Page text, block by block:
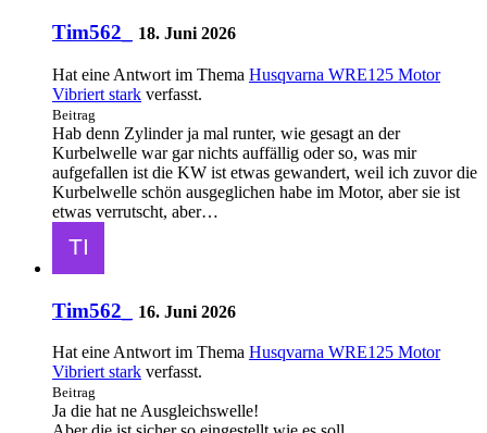
Tim562_ 18. Juni 2026
Hat eine Antwort im Thema Husqvarna WRE125 Motor
Vibriert stark verfasst.
Beitrag
Hab denn Zylinder ja mal runter, wie gesagt an der
Kurbelwelle war gar nichts auffällig oder so, was mir
aufgefallen ist die KW ist etwas gewandert, weil ich zuvor die
Kurbelwelle schön ausgeglichen habe im Motor, aber sie ist
etwas verrutscht, aber…
Tim562_ 16. Juni 2026
Hat eine Antwort im Thema Husqvarna WRE125 Motor
Vibriert stark verfasst.
Beitrag
Ja die hat ne Ausgleichswelle!